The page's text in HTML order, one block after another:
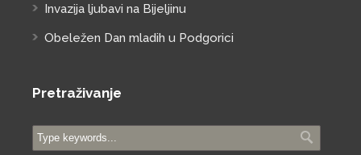
Invazija ljubavi na Bijeljinu
Obeležen Dan mladih u Podgorici
Pretraživanje